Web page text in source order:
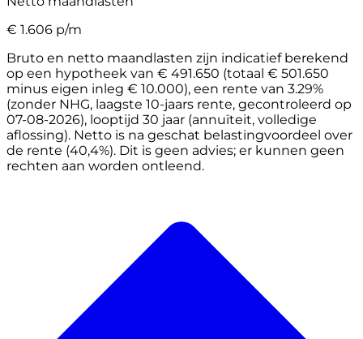
€ 1.606 p/m
Bruto en netto maandlasten zijn indicatief berekend
op een hypotheek van € 491.650 (totaal € 501.650
minus eigen inleg € 10.000), een rente van 3.29%
(zonder NHG, laagste 10-jaars rente, gecontroleerd op
07-08-2026), looptijd 30 jaar (annuïteit, volledige
aflossing). Netto is na geschat belastingvoordeel over
de rente (40,4%). Dit is geen advies; er kunnen geen
rechten aan worden ontleend.